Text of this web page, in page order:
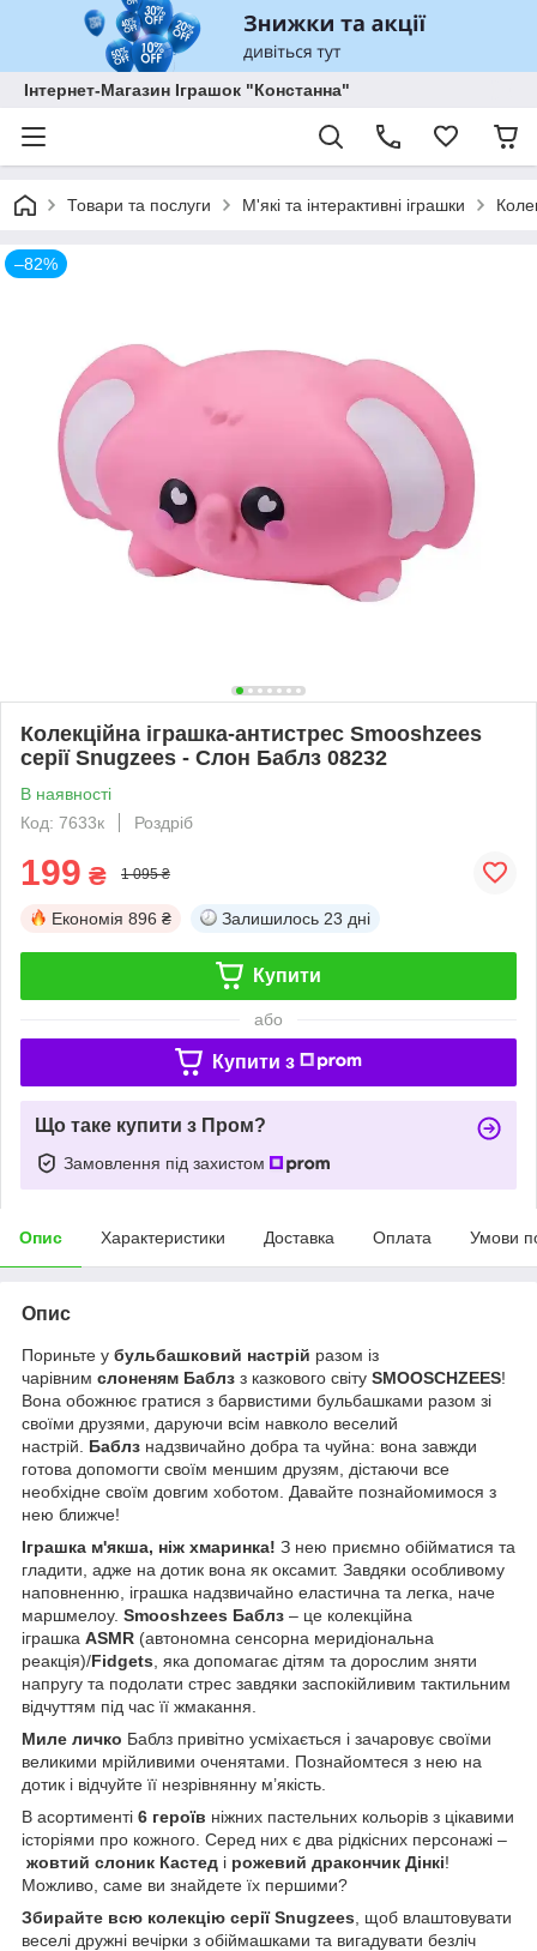
Інтернет-Магазин Іграшок "Констанна"
Товари та послуги М'які та інтерактивні іграшки
–82%
Колекційна іграшка-антистрес Smooshzees
серії Snugzees - Слон Баблз 08232
В наявності
Код: 7633к
Роздріб
199 ₴ 1 095 ₴
Економія 896 ₴ Залишилось 23 дні
Купити
або
Купити з
Що таке купити з Пром?
Замовлення під захистом
Опис Характеристики Доставка Оплата Умови
Опис
Пориньте у бульбашковий настрій разом із
чарівним слоненям Баблз з казкового світу SMOOSCHZEES!
Вона обожнює гратися з барвистими бульбашками разом зі
своїми друзями, даруючи всім навколо веселий
настрій. Баблз надзвичайно добра та чуйна: вона завжди
готова допомогти своїм меншим друзям, дістаючи все
необхідне своїм довгим хоботом. Давайте познайомимося з
нею ближче!
Іграшка м'якша, ніж хмаринка! З нею приємно обійматися та
гладити, адже на дотик вона як оксамит. Завдяки особливому
наповненню, іграшка надзвичайно еластична та легка, наче
маршмелоу. Smooshzees Баблз – це колекційна
іграшка ASMR (автономна сенсорна меридіональна
реакція)/Fidgets , яка допомагає дітям та дорослим зняти
напругу та подолати стрес завдяки заспокійливим тактильним
відчуттям під час її жмакання.
Миле личко Баблз привітно усміхається і зачаровує своїми
великими мрійливими оченятами. Познайомтеся з нею на
дотик і відчуйте її незрівнянну м’якість.
В асортименті 6 героїв ніжних пастельних кольорів з цікавими
історіями про кожного. Серед них є два рідкісних персонажі –
жовтий слоник Кастед і рожевий дракончик Дінкі!
Можливо, саме ви знайдете їх першими?
Збирайте всю колекцію серії Snugzees , щоб влаштовувати
веселі дружні вечірки з обіймашками та вигадувати безліч